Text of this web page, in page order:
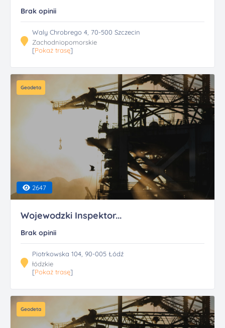
Brak opinii
Waly Chrobrego 4, 70-500 Szczecin
Zachodniopomorskie
[Pokaż trasę]
Geodeta
2647
Wojewodzki Inspektor...
Brak opinii
Piotrkowska 104, 90-005 Łódź
łódzkie
[Pokaż trasę]
Geodeta